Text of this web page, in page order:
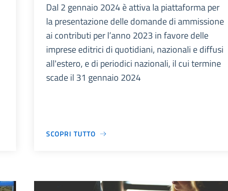
Dal 2 gennaio 2024 è attiva la piattaforma per
la presentazione delle domande di ammissione
ai contributi per l’anno 2023 in favore delle
imprese editrici di quotidiani, nazionali e diffusi
all'estero, e di periodici nazionali, il cui termine
scade il 31 gennaio 2024
SCOPRI TUTTO